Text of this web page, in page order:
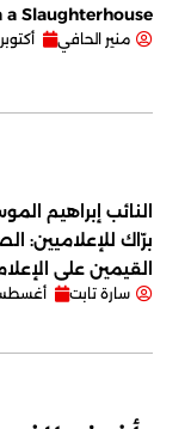
a Slaughterhouse?
منير الحافي أكتوبر 16, 2023
النائب إبراهيم
برّاك للإعلاميين:
القيمين على
سارة تابت أغسطس 26,